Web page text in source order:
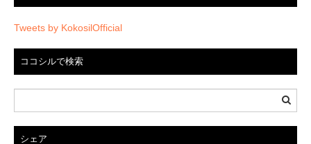
Tweets by KokosilOfficial
ココシルで検索
シェア